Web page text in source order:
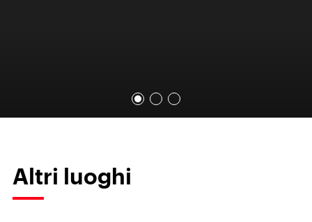
Altri luoghi